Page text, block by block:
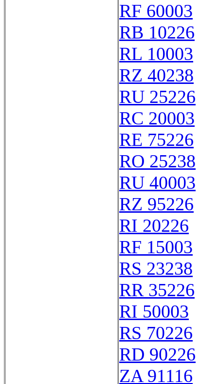
RF 60003
RB 10226
RL 10003
RZ 40238
RU 25226
RC 20003
RE 75226
RO 25238
RU 40003
RZ 95226
RI 20226
RF 15003
RS 23238
RR 35226
RI 50003
RS 70226
RD 90226
ZA 91116